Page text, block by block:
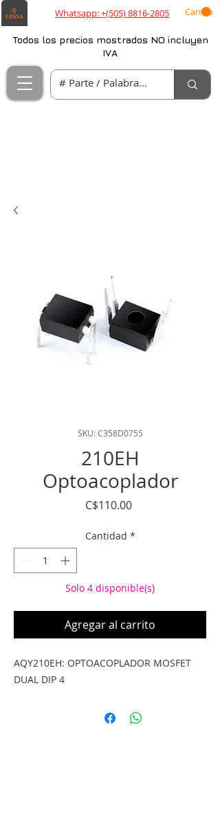
Whatsapp: +(505) 8816-2805 Carrito
Todos los precios mostrados NO incluyen
IVA
SKU: C358D0755
210EH
Optoacoplador
C$110.00Precio
Cantidad *
Solo 4 disponible(s)
Agregar al carrito
AQY210EH: OPTOACOPLADOR MOSFET
DUAL DIP 4